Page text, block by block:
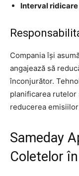
Interval
Compania își
angajează să
înconjurător.
planificarea
reducerea
Sameday
Coletelor